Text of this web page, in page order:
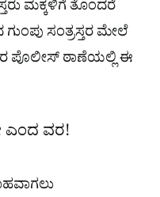
ಮಕ್ಕಳಿಗೆ ತೊಂದರೆ
ಸಂತ್ರಸ್ತರ ಮೇಲೆ
ಪೊಲೀಸ್ ಠಾಣೆಯಲ್ಲಿ ಈ
ಎಂದ ವರ!